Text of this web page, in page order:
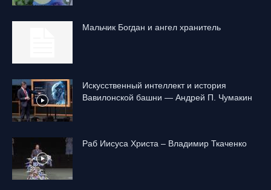
Mальчик Богдан и ангел хранитель
Искусственный интеллект и история
Вавилонской башни — Андрей П. Чумакин
Раб Иисуса Христа – Владимир Ткаченко